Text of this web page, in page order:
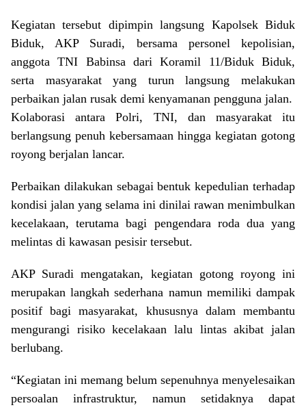
Kegiatan tersebut dipimpin langsung Kapolsek Biduk
Biduk, AKP Suradi, bersama personel kepolisian,
anggota TNI Babinsa dari Koramil 11/Biduk Biduk,
serta masyarakat yang turun langsung melakukan
perbaikan jalan rusak demi kenyamanan pengguna jalan.
Kolaborasi antara Polri, TNI, dan masyarakat itu
berlangsung penuh kebersamaan hingga kegiatan gotong
royong berjalan lancar.
Perbaikan dilakukan sebagai bentuk kepedulian terhadap
kondisi jalan yang selama ini dinilai rawan menimbulkan
kecelakaan, terutama bagi pengendara roda dua yang
melintas di kawasan pesisir tersebut.
AKP Suradi mengatakan, kegiatan gotong royong ini
merupakan langkah sederhana namun memiliki dampak
positif bagi masyarakat, khususnya dalam membantu
mengurangi risiko kecelakaan lalu lintas akibat jalan
berlubang.
“Kegiatan ini memang belum sepenuhnya menyelesaikan
persoalan infrastruktur, namun setidaknya dapat